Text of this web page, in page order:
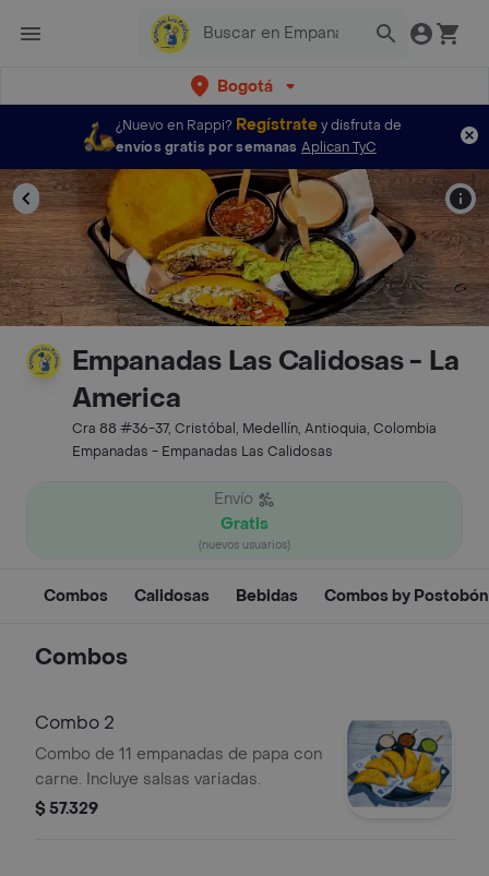
Bogotá
¿Nuevo en Rappi? Regístratey disfruta de
envíos gratis por semanas Aplican TyC
Empanadas Las Calidosas - La
America
Cra 88 #36-37, Cristóbal, Medellín, Antioquia, Colombia
Empanadas - Empanadas Las Calidosas
Envío
Gratis
(nuevos usuarios)
Combos Calidosas Bebidas Combos by Postobón
Combos
Combo 2
Combo de 11 empanadas de papa con
carne. Incluye salsas variadas.
$ 57.329